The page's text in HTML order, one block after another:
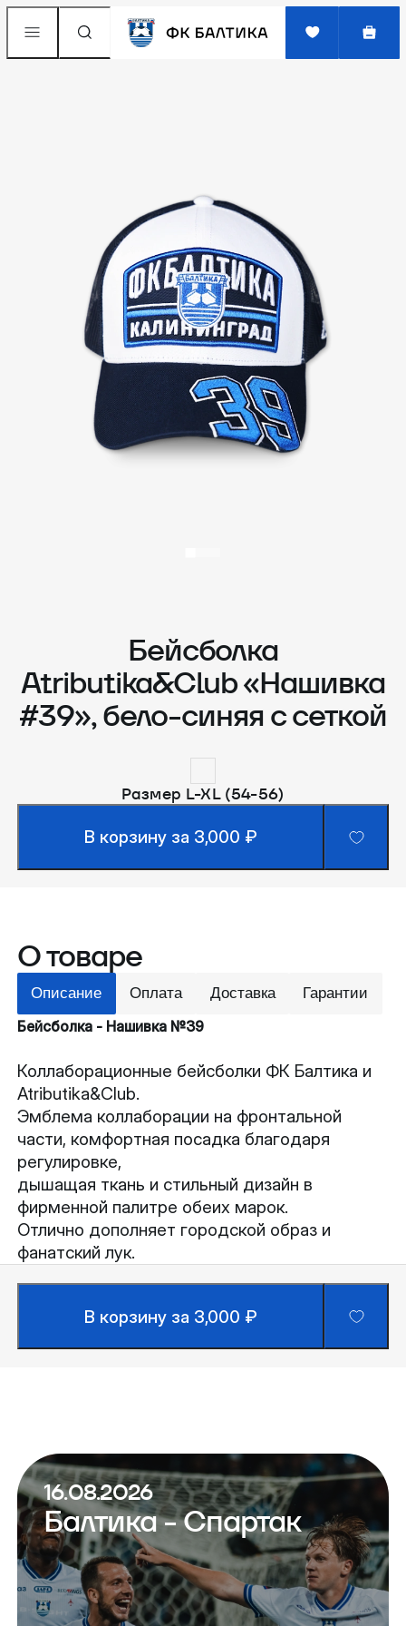
Бейсболка
Atributika&Club «Нашивка
#39», бело-синяя с сеткой
Размер L-XL (54-56)
В корзину за 3,000 ₽
О товаре
Описание Оплата Доставка Гарантии
Бейсболка - Нашивка №39
Коллаборационные бейсболки ФК Балтика и
Atributika&Club.
Эмблема коллаборации на фронтальной
части, комфортная посадка благодаря
регулировке,
дышащая ткань и стильный дизайн в
фирменной палитре обеих марок.
Отлично дополняет городской образ и
фанатский лук.
В корзину за 3,000 ₽
16.08.2026
Балтика - Спартак